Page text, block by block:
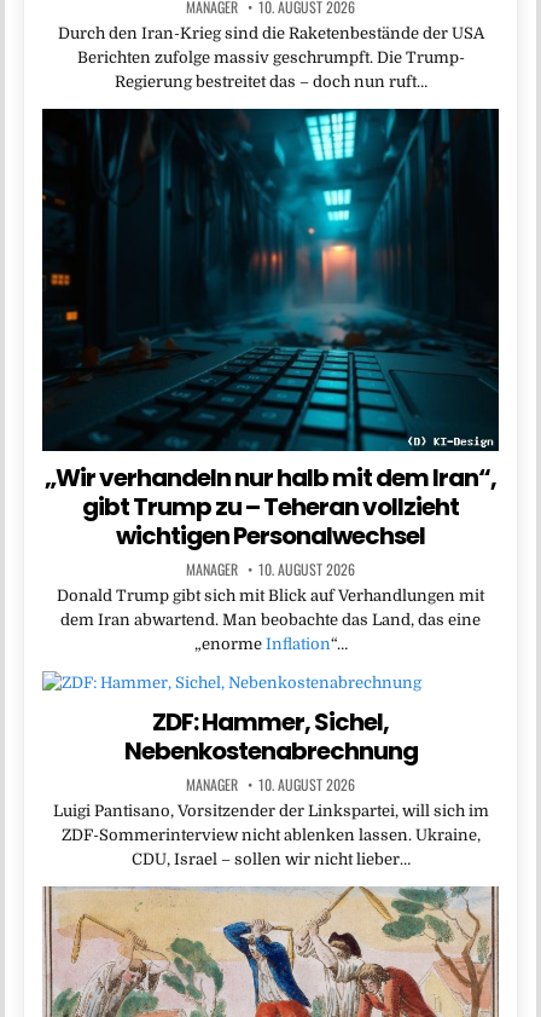
MANAGER 10. AUGUST 2026
Durch den Iran-Krieg sind die Raketenbestände der USA
Berichten zufolge massiv geschrumpft. Die Trump-
Regierung bestreitet das – doch nun ruft…
„Wir verhandeln nur halb mit dem Iran“,
gibt Trump zu – Teheran vollzieht
wichtigen Personalwechsel
MANAGER 10. AUGUST 2026
Donald Trump gibt sich mit Blick auf Verhandlungen mit
dem Iran abwartend. Man beobachte das Land, das eine
„enorme Inflation“…
ZDF: Hammer, Sichel,
Nebenkostenabrechnung
MANAGER 10. AUGUST 2026
Luigi Pantisano, Vorsitzender der Linkspartei, will sich im
ZDF-Sommerinterview nicht ablenken lassen. Ukraine,
CDU, Israel – sollen wir nicht lieber…